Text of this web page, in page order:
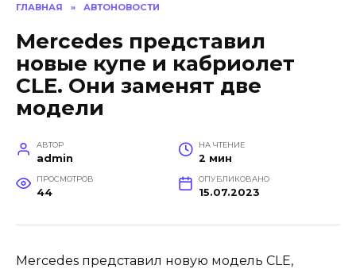
ГЛАВНАЯ » АВТОНОВОСТИ
Mercedes представил
новые купе и кабриолет
CLE. Они заменят две
модели
АВТОР
admin
НА ЧТЕНИЕ
2 мин
ПРОСМОТРОВ
44
ОПУБЛИКОВАНО
15.07.2023
Mercedes представил новую модель CLE,